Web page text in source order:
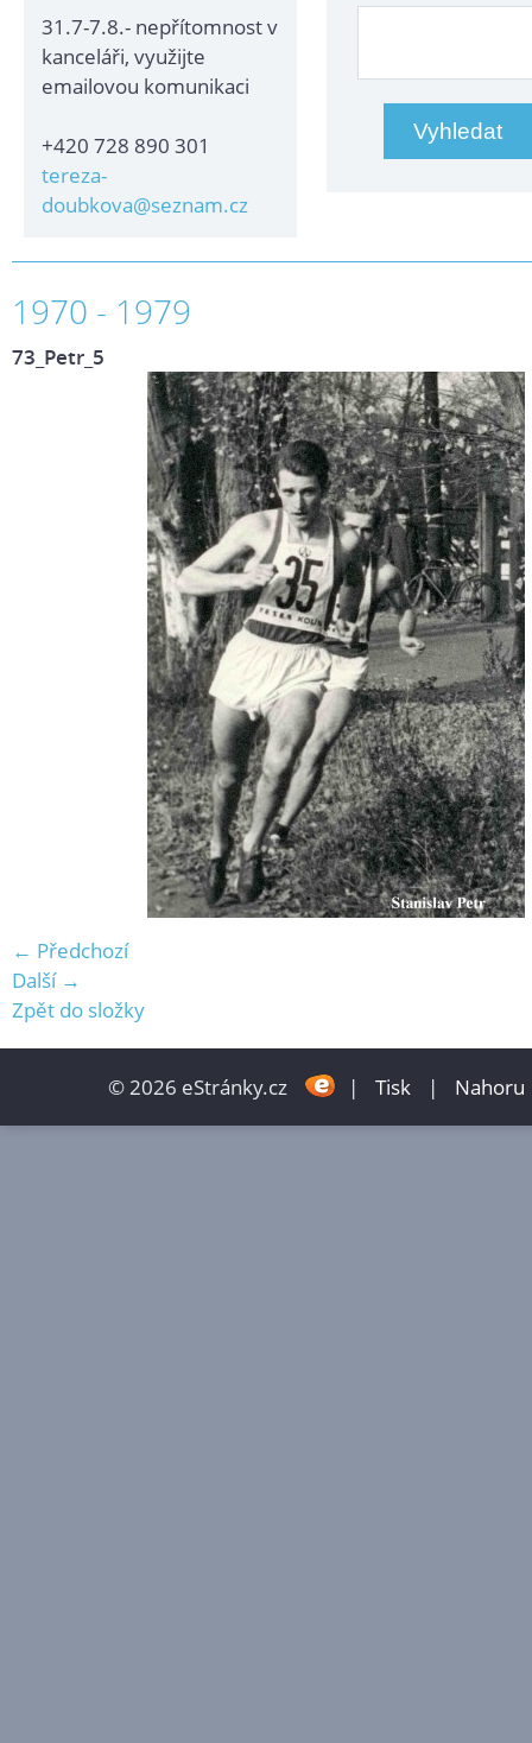
31.7-7.8.- nepřítomnost v
kanceláři, využijte
emailovou komunikaci
+420 728 890 301
tereza-
doubkova@seznam.cz
1970 - 1979
73_Petr_5
← Předchozí
Další →
Zpět do složky
© 2026 eStránky.cz | Tisk | Nahoru